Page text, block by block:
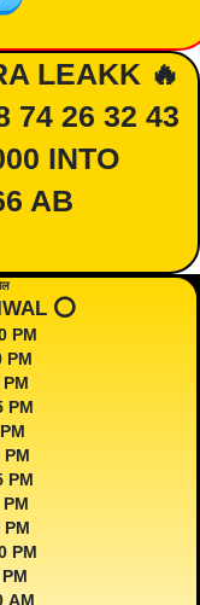
LEAKK 🔥
74 26 32 43
INTO
AB
⭕️
PM
PM
PM
PM
PM
PM
PM
PM
AM